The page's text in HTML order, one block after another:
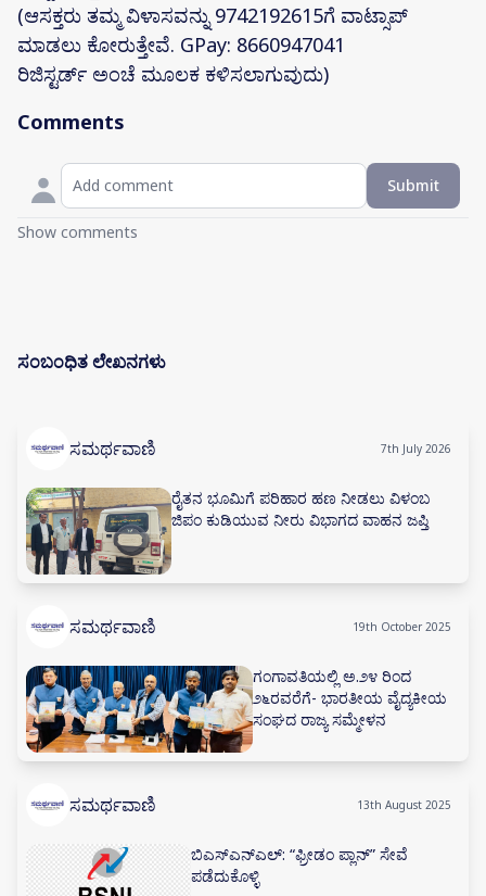
(ಆಸಕ್ತರು ತಮ್ಮ ವಿಳಾಸವನ್ನು 9742192615ಗೆ ವಾಟ್ಸಾಪ್
ಮಾಡಲು ಕೋರುತ್ತೇವೆ. GPay: 8660947041
ರಿಜಿಸ್ಟರ್ಡ್ ಅಂಚೆ ಮೂಲಕ ಕಳಿಸಲಾಗುವುದು)
Comments
Submit
Show comments
ಸಂಬಂಧಿತ ಲೇಖನಗಳು
ಸಮರ್ಥವಾಣಿ 7th July 2026
ರೈತನ ಭೂಮಿಗೆ ಪರಿಹಾರ ಹಣ ನೀಡಲು ವಿಳಂಬ
ಜಿಪಂ ಕುಡಿಯುವ ನೀರು ವಿಭಾಗದ ವಾಹನ ಜಪ್ತಿ
ಸಮರ್ಥವಾಣಿ 19th October 2025
ಗಂಗಾವತಿಯಲ್ಲಿ ಅ.೨೪ ರಿಂದ
೨೬ರವರೆಗೆ- ಭಾರತೀಯ ವೈದ್ಯಕೀಯ
ಸಂಘದ ರಾಜ್ಯ ಸಮ್ಮೇಳನ
ಸಮರ್ಥವಾಣಿ 13th August 2025
ಬಿಎಸ್‌ಎನ್‌ಎಲ್: “ಫ್ರೀಡಂ ಪ್ಲಾನ್” ಸೇವೆ
ಪಡೆದುಕೊಳ್ಳಿ